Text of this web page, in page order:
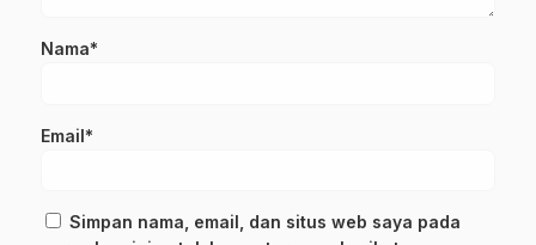
Nama*
Email*
Simpan nama, email, dan situs web saya pada